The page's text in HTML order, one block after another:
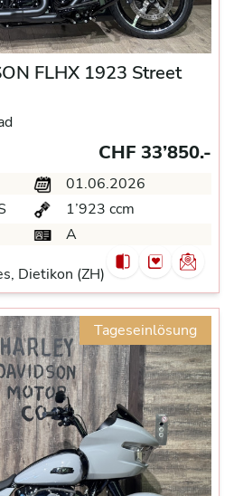
FLHX 1923 Street
CHF 33’850.-
01.06.2026
1’923 ccm
A
Dietikon (ZH)
Tageseinlösung